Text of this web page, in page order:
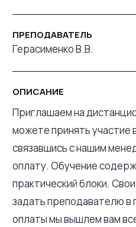
ПРЕПОДАВАТЕЛЬ
Герасименко В.В.
ОПИСАНИЕ
Приглашаем на
можете принять участие
связавшись с нашим
оплату. Обучение
практический блоки.
задать преподавателю
оплаты мы вышлем вам